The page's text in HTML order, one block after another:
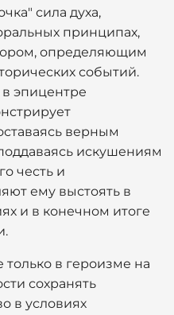
сила духа,
принципах,
определяющим
событий.
эпицентре
верным
искушениям
честь и
ему выстоять в
и в конечном итоге
только в героизме на
сохранять
в условиях